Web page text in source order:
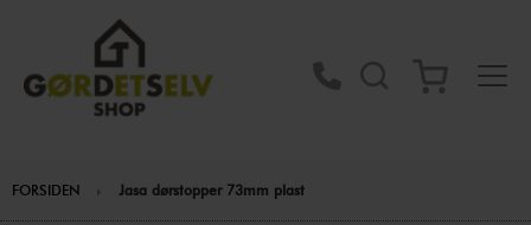
FORSIDEN Jasa dørstopper 73mm plast